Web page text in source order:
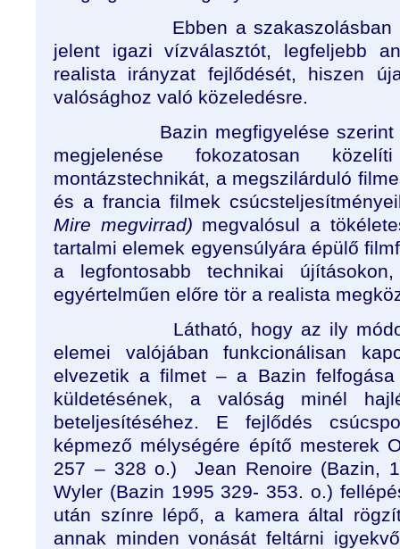
Ebben a
jelent igazi vízválasztót, legfeljebb
realista irányzat fejlődését, hiszen
valósághoz való közeledésre.
Bazin megfigyelése
megjelenése fokozatosan
montázstechnikát, a megszilárduló
és a francia filmek
Mire megvirrad) megvalósul a
tartalmi elemek egyensúlyára épülő
a legfontosabb technikai
egyértelműen előre tör a realista
Látható, hogy az ily
elemei valójában funkcionálisan
elvezetik a filmet – a Bazin
küldetésének, a valóság minél
beteljesítéséhez. E fejlődés
képmező mélységére építő mesterek
257 – 328 o.)
Jean Renoire (Bazin,
Wyler (Bazin 1995 329- 353. o.)
után színre lépő, a kamera által
annak minden vonását feltárni